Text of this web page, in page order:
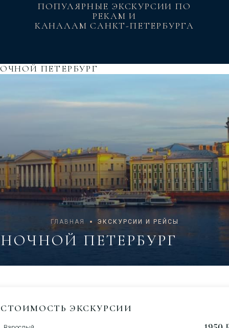
ПОПУЛЯРНЫЕ ЭКСКУРСИИ ПО
РЕКАМ И
КАНАЛАМ САНКТ-ПЕТЕРБУРГА
ПЕТЕРБУРГ
ГЛАВНАЯ ЭКСКУРСИИ И РЕЙСЫ
НОЧНОЙ ПЕТЕРБУРГ
СТОИМОСТЬ ЭКСКУРСИИ